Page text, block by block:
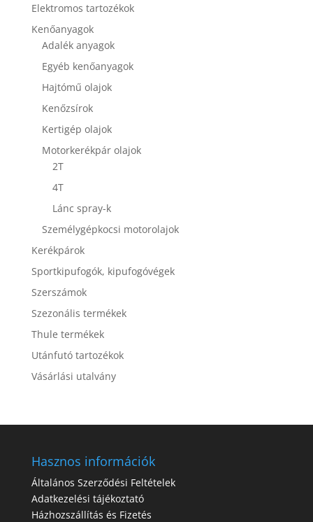
Elektromos tartozékok
Kenőanyagok
Adalék anyagok
Egyéb kenőanyagok
Hajtómű olajok
Kenőzsírok
Kertigép olajok
Motorkerékpár olajok
2T
4T
Lánc spray-k
Személygépkocsi motorolajok
Kerékpárok
Sportkipufogók, kipufogóvégek
Szerszámok
Szezonális termékek
Thule termékek
Utánfutó tartozékok
Vásárlási utalvány
Hasznos információk
Általános Szerződési Feltételek
Adatkezelési tájékoztató
Házhozszállítás és Fizetés